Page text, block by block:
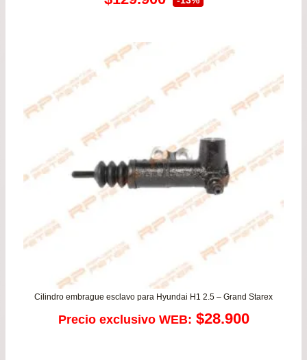
original
$149.900.
es:
Cilindro embrague esclavo para Hyundai H1 2.5 – Grand Starex
Precio exclusivo WEB: $28.900